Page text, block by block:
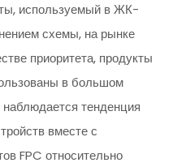
используемый в ЖК-
схемы, на рынке
приоритета, продукты
в большом
тенденция
вместе с
FPC относительно